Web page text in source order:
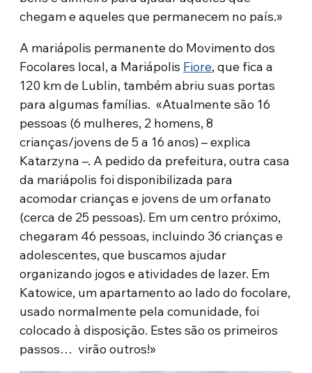
chegam e aqueles que permanecem no país.»
A mariápolis permanente do Movimento dos
Focolares local, a Mariápolis Fiore, que fica a
120 km de Lublin, também abriu suas portas
para algumas famílias. «Atualmente são 16
pessoas (6 mulheres, 2 homens, 8
crianças/jovens de 5 a 16 anos) – explica
Katarzyna –. A pedido da prefeitura, outra casa
da mariápolis foi disponibilizada para
acomodar crianças e jovens de um orfanato
(cerca de 25 pessoas). Em um centro próximo,
chegaram 46 pessoas, incluindo 36 crianças e
adolescentes, que buscamos ajudar
organizando jogos e atividades de lazer. Em
Katowice, um apartamento ao lado do focolare,
usado normalmente pela comunidade, foi
colocado à disposição. Estes são os primeiros
passos… virão outros!»